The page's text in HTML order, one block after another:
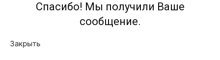
Спасибо! Мы получили Ваше
сообщение.
Закрыть